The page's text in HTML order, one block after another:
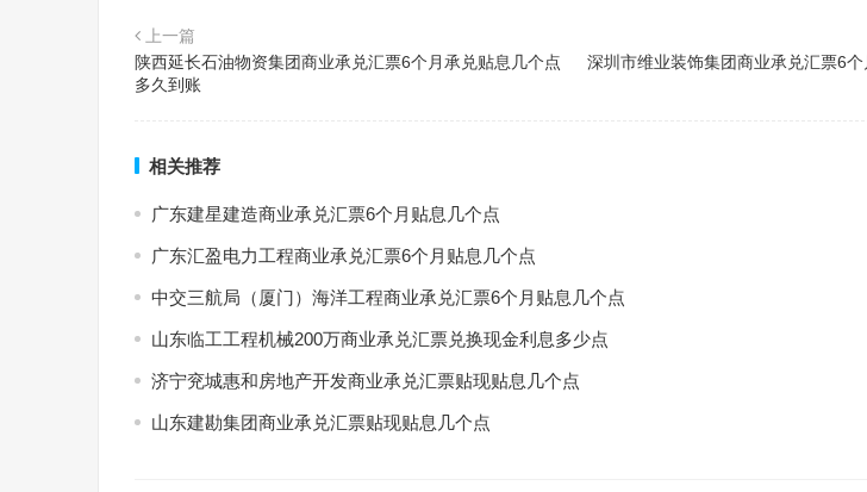
上一篇
陕西延长石油物资集团商业承兑汇票6个月承兑贴息几个点
多久到账
深圳市维业装饰集团商业承兑汇票6
相关推荐
广东建星建造商业承兑汇票6个月贴息几个点
广东汇盈电力工程商业承兑汇票6个月贴息几个点
中交三航局（厦门）海洋工程商业承兑汇票6个月贴息几个点
山东临工工程机械200万商业承兑汇票兑换现金利息多少点
济宁兖城惠和房地产开发商业承兑汇票贴现贴息几个点
山东建勘集团商业承兑汇票贴现贴息几个点